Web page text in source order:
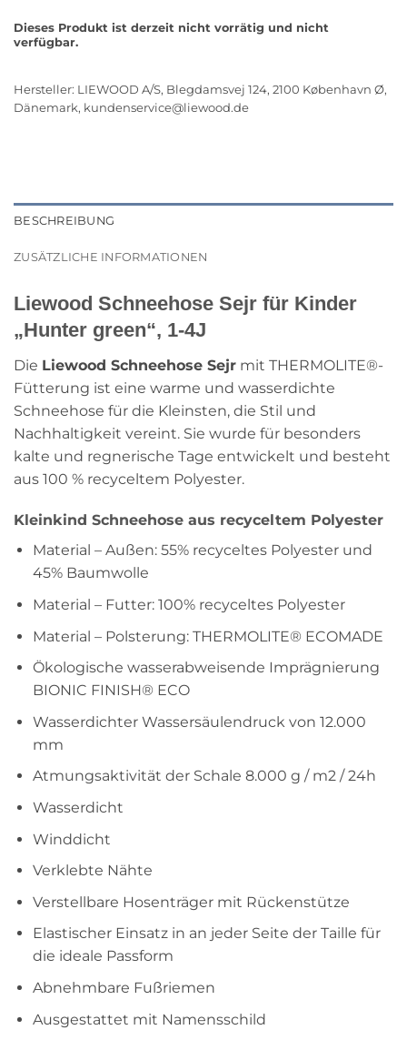
Dieses Produkt ist derzeit nicht vorrätig und nicht
verfügbar.
Hersteller: LIEWOOD A/S, Blegdamsvej 124, 2100 København Ø,
Dänemark, kundenservice@liewood.de
BESCHREIBUNG
ZUSÄTZLICHE INFORMATIONEN
Liewood Schneehose Sejr für Kinder
„Hunter green“, 1-4J
Die Liewood Schneehose Sejr mit THERMOLITE®-
Fütterung ist eine warme und wasserdichte
Schneehose für die Kleinsten, die Stil und
Nachhaltigkeit vereint. Sie wurde für besonders
kalte und regnerische Tage entwickelt und besteht
aus 100 % recyceltem Polyester.
Kleinkind Schneehose aus recyceltem Polyester
Material – Außen: 55% recyceltes Polyester und
45% Baumwolle
Material – Futter: 100% recyceltes Polyester
Material – Polsterung: THERMOLITE® ECOMADE
Ökologische wasserabweisende Imprägnierung
BIONIC FINISH® ECO
Wasserdichter Wassersäulendruck von 12.000
mm
Atmungsaktivität der Schale 8.000 g / m2 / 24h
Wasserdicht
Winddicht
Verklebte Nähte
Verstellbare Hosenträger mit Rückenstütze
Elastischer Einsatz in an jeder Seite der Taille für
die ideale Passform
Abnehmbare Fußriemen
Ausgestattet mit Namensschild